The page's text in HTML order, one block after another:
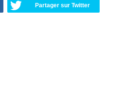
Partager sur Twitter